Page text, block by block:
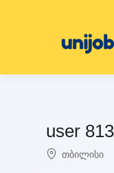
user
თბილისი